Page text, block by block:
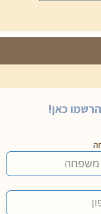
כאן!